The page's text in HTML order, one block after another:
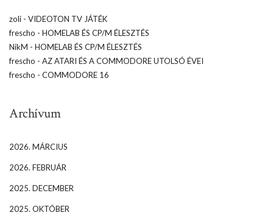
zoli - VIDEOTON TV JÁTÉK
frescho - HOMELAB ÉS CP/M ÉLESZTÉS
NikM - HOMELAB ÉS CP/M ÉLESZTÉS
frescho - AZ ATARI ÉS A COMMODORE UTOLSÓ ÉVEI
frescho - COMMODORE 16
Archívum
2026. MÁRCIUS
2026. FEBRUÁR
2025. DECEMBER
2025. OKTÓBER